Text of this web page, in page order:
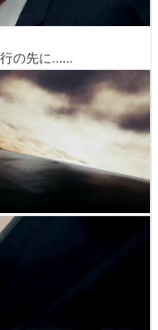
行の先に……